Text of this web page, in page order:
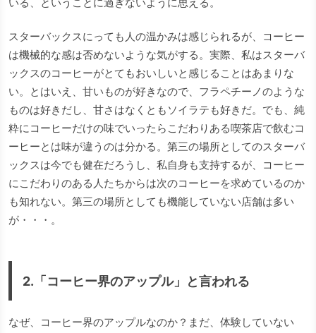
スターバックスにっても人の温かみは感じられるが、コーヒー
は機械的な感は否めないような気がする。実際、私はスターバ
ックスのコーヒーがとてもおいしいと感じることはあまりな
い。とはいえ、甘いものが好きなので、フラペチーノのような
ものは好きだし、甘さはなくともソイラテも好きだ。でも、純
粋にコーヒーだけの味でいったらこだわりある喫茶店で飲むコ
ーヒーとは味が違うのは分かる。第三の場所としてのスターバ
ックスは今でも健在だろうし、私自身も支持するが、コーヒー
にこだわりのある人たちからは次のコーヒーを求めているのか
も知れない。第三の場所としても機能していない店舗は多い
が・・・。
2.「コーヒー界のアップル」と言われる
なぜ、コーヒー界のアップルなのか？まだ、体験していない